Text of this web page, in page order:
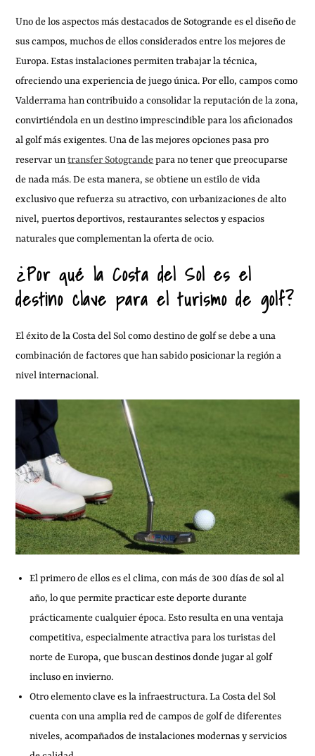
Uno de los aspectos más destacados de Sotogrande es el diseño de
sus campos, muchos de ellos considerados entre los mejores de
Europa. Estas instalaciones permiten trabajar la técnica,
ofreciendo una experiencia de juego única. Por ello, campos como
Valderrama han contribuido a consolidar la reputación de la zona,
convirtiéndola en un destino imprescindible para los aficionados
al golf más exigentes. Una de las mejores opciones pasa pro
reservar untransfer Sotograndepara no tener que preocuparse
de nada más. De esta manera, se obtiene un estilo de vida
exclusivo que refuerza su atractivo, con urbanizaciones de alto
nivel, puertos deportivos, restaurantes selectos y espacios
naturales que complementan la oferta de ocio.
¿Por qué la Costa del Sol es el
destino clave para el turismo de golf?
El éxito de la Costa del Sol como destino de golf se debe a una
combinación de factores que han sabido posicionar la región a
nivel internacional.
El primero de ellos es el clima, con más de 300 días de sol al
año, lo que permite practicar este deporte durante
prácticamente cualquier época. Esto resulta en una ventaja
competitiva, especialmente atractiva para los turistas del
norte de Europa, que buscan destinos donde jugar al golf
incluso en invierno.
Otro elemento clave es la infraestructura. La Costa del Sol
cuenta con una amplia red de campos de golf de diferentes
niveles, acompañados de instalaciones modernas y servicios